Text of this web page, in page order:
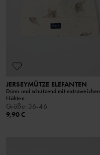
JERSEYMÜTZE ELEFANTEN
Dünn und schützend mit extraweichen
Nähten
Größe: 36-46
9,90 €